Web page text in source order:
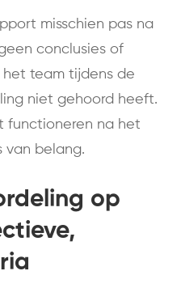
misschien pas na
conclusies of
team tijdens de
niet gehoord heeft.
functioneren na het
van belang.
op